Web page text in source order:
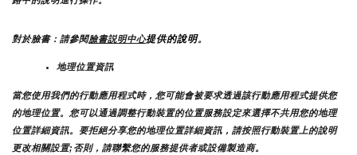
對於臉書：請參閱臉書説明中心提供的說明。
地理位置資訊
當您使用我們的行動應用程式時，您可能會被要求透過該行動應用程式提供您
的地理位置。您可以通過調整行動裝置的位置服務設定來選擇不共用您的地理
位置詳細資訊。要拒絕分享您的地理位置詳細資訊，請按照行動裝置上的說明
更改相關設置;否則，請聯繫您的服務提供者或設備製造商。